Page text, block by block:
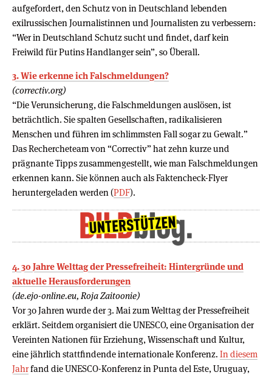
aufgefordert, den Schutz von in Deutschland lebenden
exilrussischen Journalistinnen und Journalisten zu verbessern:
“Wer in Deutschland Schutz sucht und findet, darf kein
Freiwild für Putins Handlanger sein”, so Überall.
3. Wie erkenne ich Falschmeldungen?
(correctiv.org)
“Die Verunsicherung, die Falschmeldungen auslösen, ist
beträchtlich. Sie spalten Gesellschaften, radikalisieren
Menschen und führen im schlimmsten Fall sogar zu Gewalt.”
Das Rechercheteam von “Correctiv” hat zehn kurze und
prägnante Tipps zusammengestellt, wie man Falschmeldungen
erkennen kann. Sie können auch als Faktencheck-Flyer
heruntergeladen werden (PDF).
4. 30 Jahre Welttag der Pressefreiheit: Hintergründe und
aktuelle Herausforderungen
(de.ejo-online.eu, Roja Zaitoonie)
Vor 30 Jahren wurde der 3. Mai zum Welttag der Pressefreiheit
erklärt. Seitdem organisiert die UNESCO, eine Organisation der
Vereinten Nationen für Erziehung, Wissenschaft und Kultur,
eine jährlich stattfindende internationale Konferenz. In diesem
Jahrfand die UNESCO-Konferenz in Punta del Este, Uruguay,